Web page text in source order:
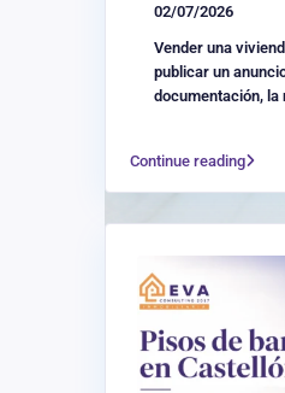
02/07/2026
Vender una
publicar un
documentación, la
Continue reading